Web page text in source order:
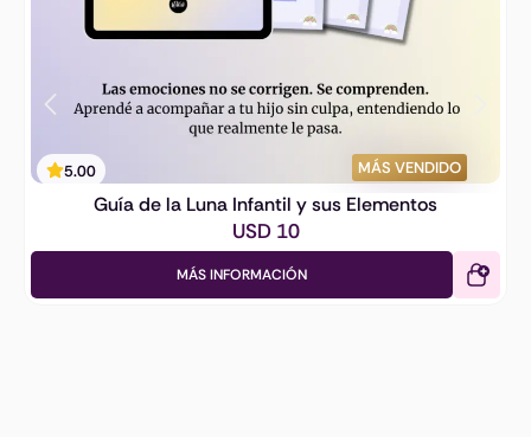
5.00 MÁS VENDIDO
Guía de la Luna Infantil y sus Elementos
USD10
MÁS INFORMACIÓN